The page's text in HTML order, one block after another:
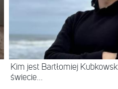
Kim jest Bartłomiej
świecie...